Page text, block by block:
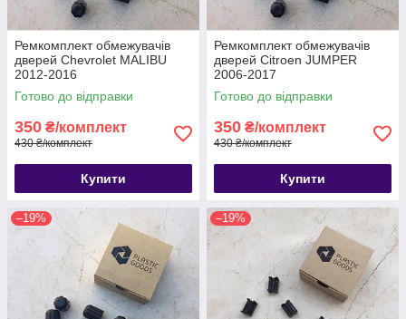
Ремкомплект обмежувачів
дверей Chevrolet MALIBU
2012-2016
Готово до відправки
350 ₴/комплект
430 ₴/комплект
Купити
Ремкомплект обмежувачів
дверей Citroen JUMPER
2006-2017
Готово до відправки
350 ₴/комплект
430 ₴/комплект
Купити
–19% –19%